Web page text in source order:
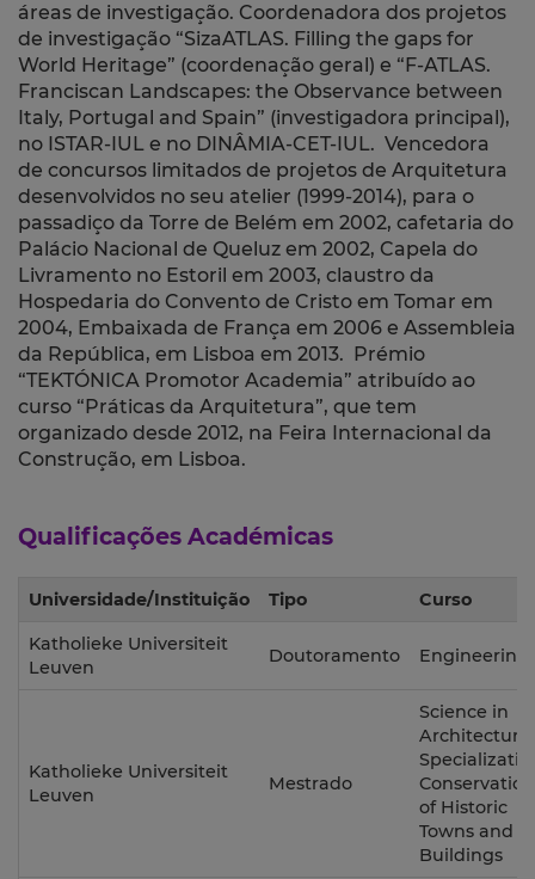
áreas de investigação. Coordenadora dos projetos
de investigação “SizaATLAS. Filling the gaps for
World Heritage” (coordenação geral) e “F-ATLAS.
Franciscan Landscapes: the Observance between
Italy, Portugal and Spain” (investigadora principal),
no ISTAR-IUL e no DINÂMIA-CET-IUL. Vencedora
de concursos limitados de projetos de Arquitetura
desenvolvidos no seu atelier (1999-2014), para o
passadiço da Torre de Belém em 2002, cafetaria do
Palácio Nacional de Queluz em 2002, Capela do
Livramento no Estoril em 2003, claustro da
Hospedaria do Convento de Cristo em Tomar em
2004, Embaixada de França em 2006 e Assembleia
da República, em Lisboa em 2013. Prémio
“TEKTÓNICA Promotor Academia” atribuído ao
curso “Práticas da Arquitetura”, que tem
organizado desde 2012, na Feira Internacional da
Construção, em Lisboa.
Qualificações Académicas
Universidade/Instituição Tipo Curso
Katholieke Universiteit
Leuven
Doutoramento Engineering
Katholieke Universiteit
Leuven
Mestrado
Science in
Architecture
Conservation
of Historic
Towns and
Buildings